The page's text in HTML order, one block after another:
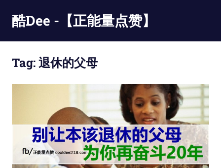
content
酷Dee -【正能量点赞】
最
Tag:退休的父母